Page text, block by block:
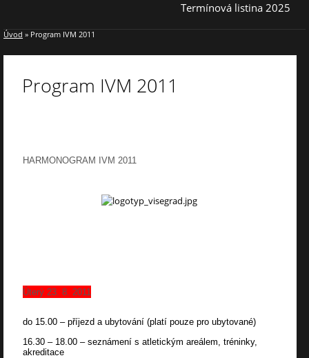
Termínová listina 2025
Úvod » Program IVM 2011
Program IVM 2011
HARMONOGRAM IVM 2011
Úterý 23. 8. 2011
do 15.00 – příjezd a ubytování (platí pouze pro ubytované)
16.30 – 18.00 – seznámení s atletickým areálem, tréninky,
akreditace